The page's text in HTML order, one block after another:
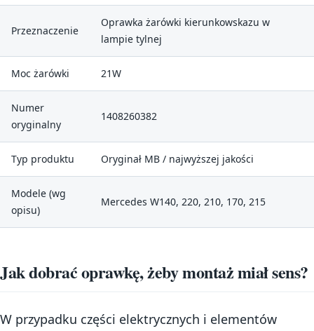
Przeznaczenie
Oprawka żarówki kierunkowskazu w
lampie tylnej
Moc żarówki 21W
Numer
oryginalny
1408260382
Typ produktu Oryginał MB / najwyższej jakości
Modele (wg
opisu)
Mercedes W140, 220, 210, 170, 215
Jak dobrać oprawkę, żeby montaż miał sens?
W przypadku części elektrycznych i elementów